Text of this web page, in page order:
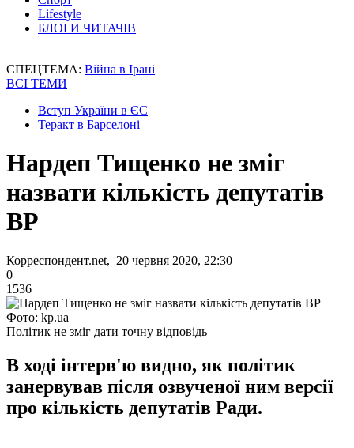
Lifestyle
БЛОГИ ЧИТАЧІВ
СПЕЦТЕМА: Війна в Ірані
ВСІ ТЕМИ
Вступ України в ЄС
Теракт в Барселоні
Нардеп Тищенко не зміг
назвати кількість депутатів
ВР
Корреспондент.net, 20 червня 2020, 22:30
0
1536
Фото: kp.ua
Політик не зміг дати точну відповідь
В ході інтерв'ю видно, як політик
занервував після озвученої ним версії
про кількість депутатів Ради.